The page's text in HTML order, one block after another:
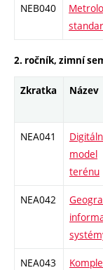
NEB040
2. ročník, zimní
Zkratka Název
NEA041
model
terénu
NEA042
NEA043